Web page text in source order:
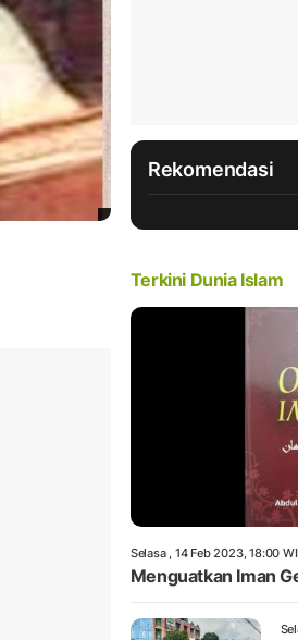
Rekomendasi
Terkini Dunia Islam
Selasa , 14 Feb 2023, 18:00
Menguatkan Iman